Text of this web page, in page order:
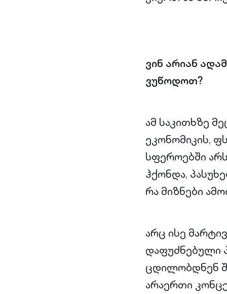
ვინ არიან
ვუწოდოთ?
ამ საკითხზე
ეკონომიკის,
სფეროებში
ჰქონდა,
რა მიზნები
არც ისე
დაფუძნებული
ცდილობდნენ
არაერთი